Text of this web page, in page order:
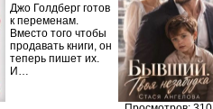
Джо Голдберг готов
к переменам.
Вместо того чтобы
продавать книги, он
теперь пишет их.
И…